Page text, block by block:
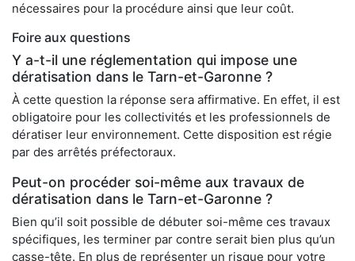
nécessaires pour la procédure ainsi que leur coût.
Foire aux questions
Y a-t-il une réglementation qui impose une
dératisation dans le Tarn-et-Garonne ?
À cette question la réponse sera affirmative. En effet, il est
obligatoire pour les collectivités et les professionnels de
dératiser leur environnement. Cette disposition est régie
par des arrêtés préfectoraux.
Peut-on procéder soi-même aux travaux de
dératisation dans le Tarn-et-Garonne ?
Bien qu’il soit possible de débuter soi-même ces travaux
spécifiques, les terminer par contre serait bien plus qu’un
casse-tête. En plus de représenter un risque pour votre